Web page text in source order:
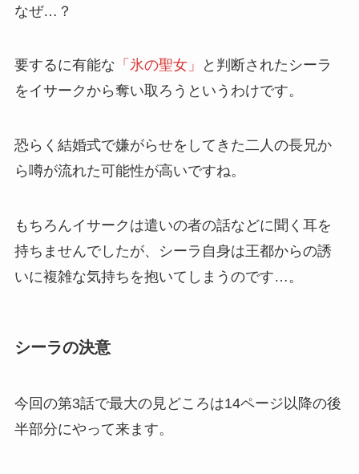
なぜ…？
要するに有能な 「氷の聖女」
と判断されたシーラ
をイサークから奪い取ろうというわけです。
恐らく結婚式で嫌がらせをしてきた二人の長兄か
ら噂が流れた可能性が高いですね。
もちろんイサークは遣いの者の話などに聞く耳を
持ちませんでしたが、シーラ自身は王都からの誘
いに複雑な気持ちを抱いてしまうのです…。
シーラの決意
今回の第3話で最大の見どころは14ページ以降の後
半部分にやって来ます。